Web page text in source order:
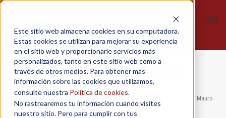
Este sitio web almacena cookies en su computadora.
Estas cookies se utilizan para mejorar su experiencia
en el sitio web y proporcionarle servicios más
personalizados, tanto en este sitio web como a
través de otros medios. Para obtener más
información sobre las cookies que utilizamos,
consulte nuestra Política de cookies.
No rastrearemos tu información cuando visites
nuestro sitio. Pero para cumplir con tus
Mauro Arias Méndez
Mauro
Arias Méndez